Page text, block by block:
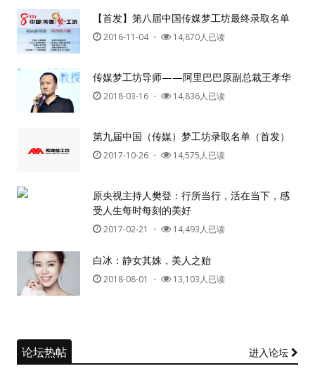
【首发】第八届中国传媒梦工坊最终录取名单
2016-11-04・ 14,870人已读
传媒梦工坊导师——阿里巴巴原副总裁王孝华
2018-03-16 ・ 14,836人已读
第九届中国（传媒）梦工坊录取名单（首发）
2017-10-26 ・ 14,575人已读
原央视主持人樊登：行所当行，活在当下，感
受人生每时每刻的美好
2017-02-21 ・ 14,493人已读
白冰：静女其姝，美人之贻
2018-08-01 ・ 13,103人已读
论坛热帖 进入论坛